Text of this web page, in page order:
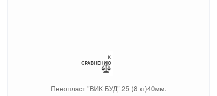
К
СРАВНЕНИЮ
Пенопласт "ВИК БУД" 25 (8 кг)40мм.